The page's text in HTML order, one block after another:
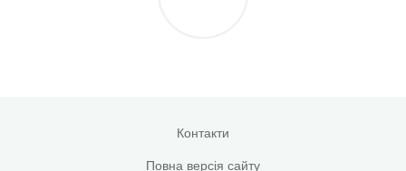
Контакти
Повна версія сайту